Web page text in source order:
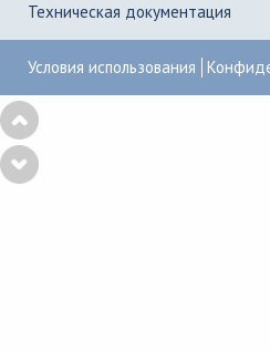
Техническая документация
Условия использования